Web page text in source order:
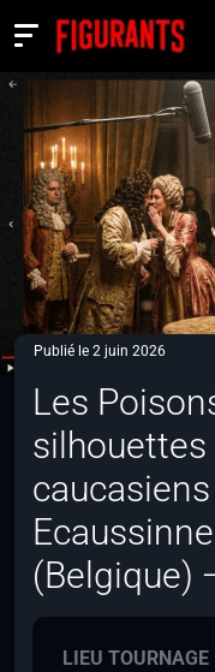
Actualités
Publié le 2 juin 2026
Les
(Belgique)
LIEU TOURNAGE